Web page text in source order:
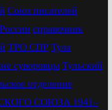
Союз писателей
справочник
ТРО СПР Тула
суворовцы Тульский
отделение
СОЮЗА 1941–